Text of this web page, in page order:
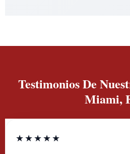
Testimonios De
Miami,
★★★★★